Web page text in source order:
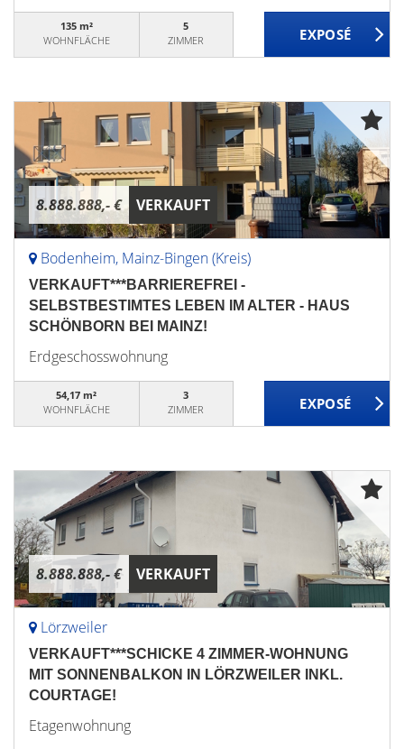
135 m²
WOHNFLÄCHE
5
ZIMMER
8.888.888,- € VERKAUFT
Bodenheim, Mainz-Bingen (Kreis)
VERKAUFT***BARRIEREFREI -
SELBSTBESTIMTES LEBEN IM ALTER - HAUS
SCHÖNBORN BEI MAINZ!
Erdgeschosswohnung
54,17 m²
WOHNFLÄCHE
3
ZIMMER
8.888.888,- € VERKAUFT
Lörzweiler
VERKAUFT***SCHICKE 4 ZIMMER-WOHNUNG
MIT SONNENBALKON IN LÖRZWEILER INKL.
COURTAGE!
Etagenwohnung